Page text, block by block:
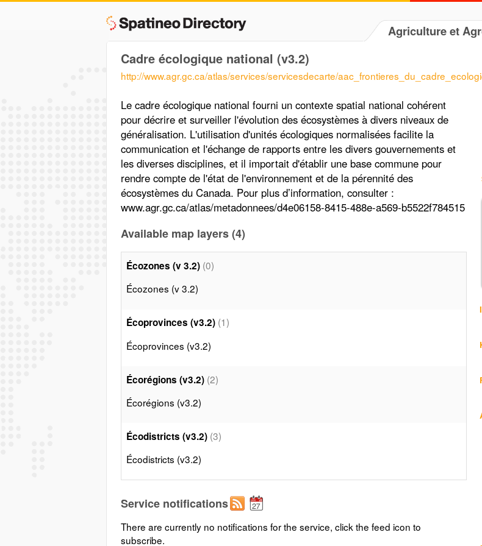
Agriculture et
Cadre écologique national (v3.2)
http://www.agr.gc.ca/atlas/services/servicesdecarte/
Le cadre écologique national fourni un contexte spatial national cohérent
pour décrire et surveiller l'évolution des écosystèmes à divers niveaux de
généralisation. L'utilisation d'unités écologiques normalisées facilite la
communication et l'échange de rapports entre les divers gouvernements et
les diverses disciplines, et il importait d'établir une base commune pour
rendre compte de l'état de l'environnement et de la pérennité des
écosystèmes du Canada. Pour plus d’information, consulter :
www.agr.gc.ca/atlas/metadonnees/d4e06158-8415-488e-a569-b5522f784515
Available map layers (4)
Écozones (v 3.2) (0)
Écozones (v 3.2)
Écoprovinces (v3.2) (1)
Écoprovinces (v3.2)
Écorégions (v3.2) (2)
Écorégions (v3.2)
Écodistricts (v3.2) (3)
Écodistricts (v3.2)
Service notifications
There are currently no notifications for the service, click the feed icon to
subscribe.